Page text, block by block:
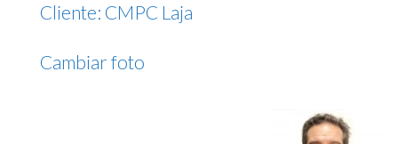
Cliente: CMPC Laja
Cambiar foto